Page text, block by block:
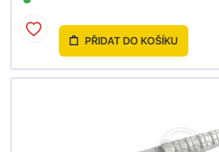
PŘIDAT DO KOŠÍKU